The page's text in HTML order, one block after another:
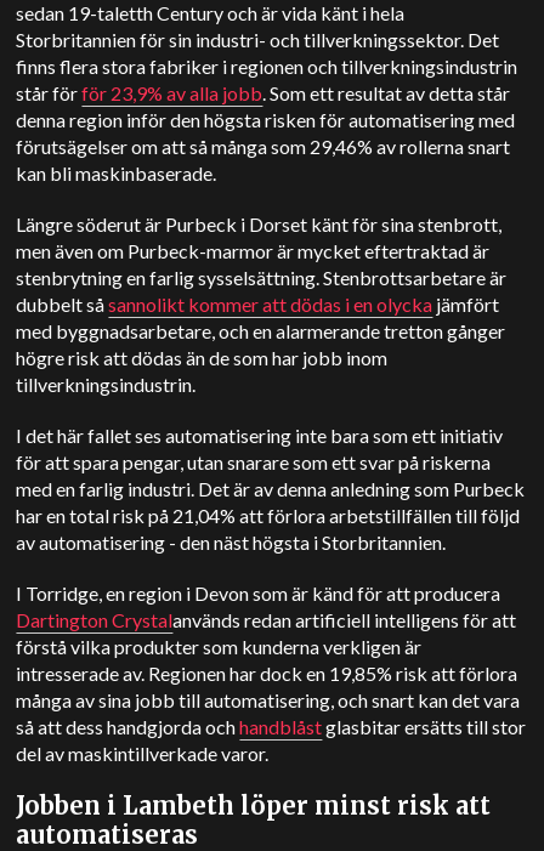
sedan 19-taletthCentury och är vida känt i hela
Storbritannien för sin industri- och tillverkningssektor. Det
finns flera stora fabriker i regionen och tillverkningsindustrin
står förför 23,9% av alla jobb. Som ett resultat av detta står
denna region inför den högsta risken för automatisering med
förutsägelser om att så många som 29,46% av rollerna snart
kan bli maskinbaserade.
Längre söderut är Purbeck i Dorset känt för sina stenbrott,
men även om Purbeck-marmor är mycket eftertraktad är
stenbrytning en farlig sysselsättning. Stenbrottsarbetare är
dubbelt såsannolikt kommer att dödas i en olycka jämfört
med byggnadsarbetare, och en alarmerande tretton gånger
högre risk att dödas än de som har jobb inom
tillverkningsindustrin.
I det här fallet ses automatisering inte bara som ett initiativ
för att spara pengar, utan snarare som ett svar på riskerna
med en farlig industri. Det är av denna anledning som Purbeck
har en total risk på 21,04% att förlora arbetstillfällen till följd
av automatisering - den näst högsta i Storbritannien.
I Torridge, en region i Devon som är känd för att producera
Dartington Crystalanvänds redan artificiell intelligens för att
förstå vilka produkter som kunderna verkligen är
intresserade av. Regionen har dock en 19,85% risk att förlora
många av sina jobb till automatisering, och snart kan det vara
så att dess handgjorda ochhandblåstglasbitar ersätts till stor
del av maskintillverkade varor.
Jobben i Lambeth löper minst risk att
automatiseras